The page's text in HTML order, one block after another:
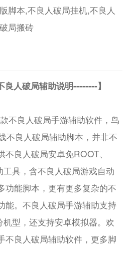
脚本,不良人破局挂机,不良人
局搬砖
良人破局辅助说明--------】
不良人破局手游辅助软件，鸟
不良人破局辅助脚本，并非不
不良人破局安卓免ROOT、
具，含不良人破局游戏自动
功能脚本，更有更多复杂的不
能。不良人破局手游辅助支持
型，还支持安卓模拟器。欢
不良人破局辅助软件，更多脚